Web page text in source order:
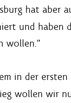
hat aber
und haben
wollen."
in der
wollen wir